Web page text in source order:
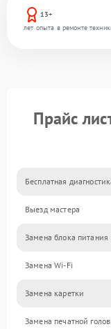
13+
лет опыта в ремонте
Прайс
Бесплатная
Выезд мастера
Замена блока питания
Замена Wi-Fi
Замена каретки
Замена печатной